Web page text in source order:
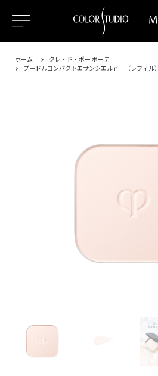
ホーム
クレ・ド・ポー ボーテ
プードルコンパクトエサンシエルｎ （レフィル）